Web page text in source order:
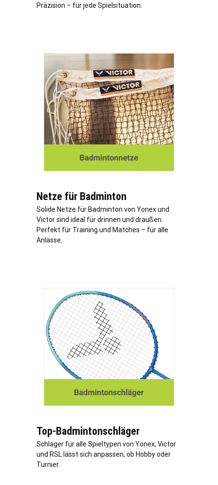
Präzision – für jede Spielsituation.
Netze für Badminton
Solide Netze für Badminton von Yonex und
Victor sind ideal für drinnen und draußen.
Perfekt für Training und Matches – für alle
Anlässe.
Top-Badmintonschläger
Schläger für alle Spieltypen von Yonex, Victor
und RSL lässt sich anpassen, ob Hobby oder
Turnier.